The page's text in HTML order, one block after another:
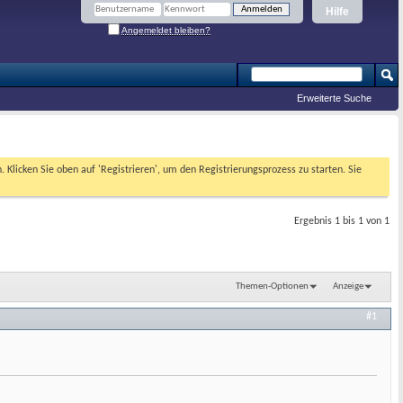
Hilfe
Angemeldet bleiben?
Erweiterte Suche
Klicken Sie oben auf 'Registrieren', um den Registrierungsprozess zu starten. Sie
Ergebnis 1 bis 1 von 1
Themen-Optionen Anzeige
#1